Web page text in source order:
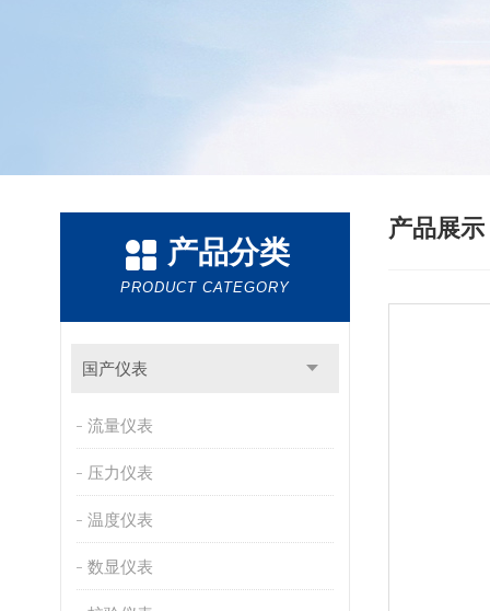
产品分类
PRODUCT CATEGORY
国产仪表
流量仪表
压力仪表
温度仪表
数显仪表
产品展示